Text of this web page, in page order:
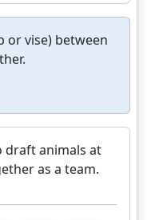
or vise) between
draft animals at
as a team.